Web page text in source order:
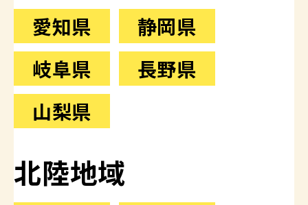
愛知県
静岡県
岐阜県
長野県
山梨県
北陸地域